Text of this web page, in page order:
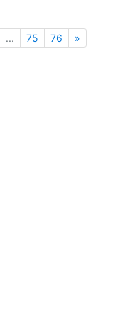
... 75 76 »